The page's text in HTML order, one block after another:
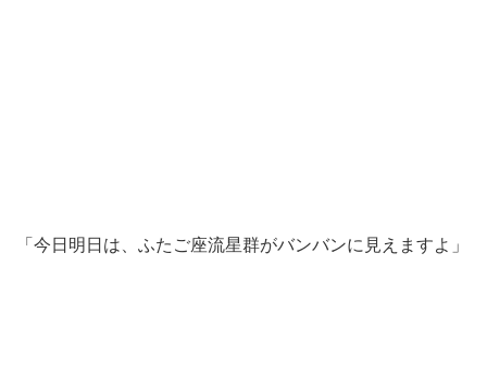
「今日明日は、ふたご座流星群がバンバンに見えますよ」